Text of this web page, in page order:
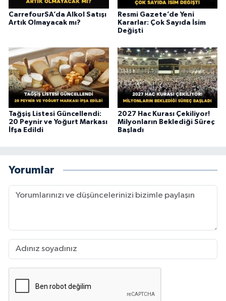
CarrefourSA’da Alkol Satışı
Artık Olmayacak mı?
Resmi Gazete’de Yeni
Kararlar: Çok Sayıda İsim
Değişti
Tağşiş Listesi Güncellendi:
20 Peynir ve Yoğurt Markası
İfşa Edildi
2027 Hac Kurası Çekiliyor!
Milyonların Beklediği Süreç
Başladı
Yorumlar